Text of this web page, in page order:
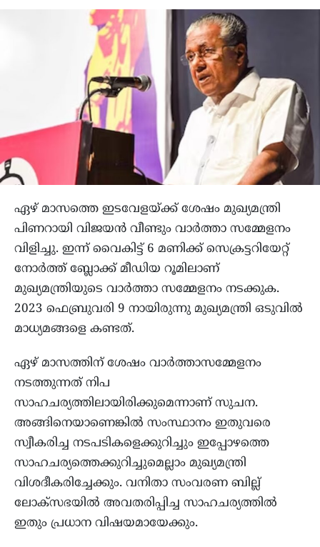
ഏഴ് മാസത്തെ ഇടവേളയ്ക്ക് ശേഷം മുഖ്യമന്ത്രി
പിണറായി വിജയൻ വീണ്ടും വാ‍ർത്താ സമ്മേളനം
വിളിച്ചു. ഇന്ന് വൈകിട്ട് 6 മണിക്ക് സെക്രട്ടറിയേറ്റ്
നോർത്ത് ബ്ലോക്ക് മീഡിയ റൂമിലാണ്
മുഖ്യമന്ത്രിയുടെ വാർത്താ സമ്മേളനം നടക്കുക.
2023 ഫെബ്രുവരി 9 നായിരുന്നു മുഖ്യമന്ത്രി ഒടുവിൽ
മാധ്യമങ്ങളെ കണ്ടത്.
ഏഴ് മാസത്തിന് ശേഷം വാർത്താസമ്മേളനം
നടത്തുന്നത് നിപ
സാഹചര്യത്തിലായിരിക്കുമെന്നാണ് സുചന.
അങ്ങിനെയാണെങ്കിൽ സംസ്ഥാനം ഇതുവരെ
സ്വീകരിച്ച നടപടികളെക്കുറിച്ചും ഇപ്പോഴത്തെ
സാഹചര്യത്തെക്കുറിച്ചുമെല്ലാം മുഖ്യമന്ത്രി
വിശദീകരിച്ചേക്കും. വനിതാ സംവരണ ബില്ല്
ലോക്സഭയിൽ അവതരിപ്പിച്ച സാഹചര്യത്തിൽ
ഇതും പ്രധാന വിഷയമായേക്കും.